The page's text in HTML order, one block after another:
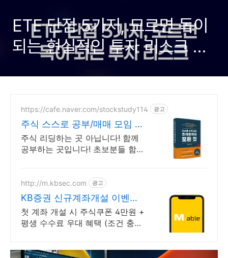
ETF 단점 5가지, 모르면 독이
되는 현실적인 투자 리스크 총
https://cafe.naver.com/stockstudy114 광고
주식 스스로 공부/매매 모임 스
스로 공부법을 배웁니다 !
주식 리딩하는 곳 아닙니다! 함께
공부하는 곳입니다! 초보분들 함께
http://m.kbsec.com 광고
KB증권 신규계좌개설 이벤트
국내주식쿠폰 최대 5만원
첫 계좌 개설 시 주식쿠폰 4만원 +
평생 수수료 우대 혜택 (조건 충족